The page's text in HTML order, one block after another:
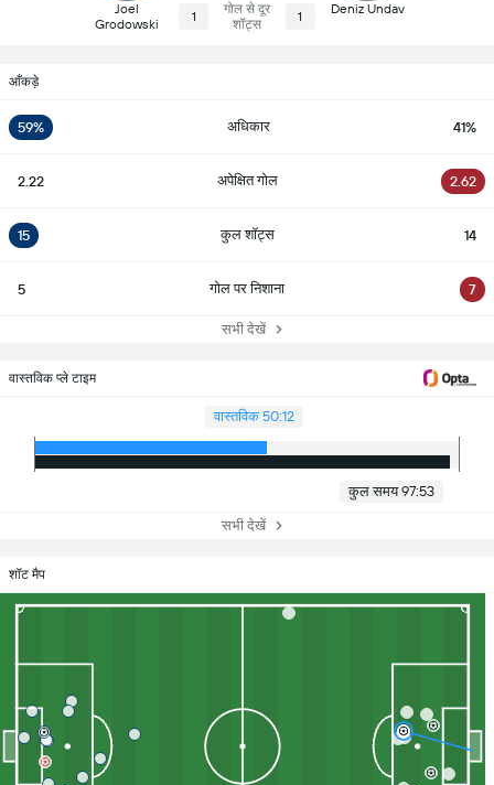
Joel
Grodowski
1
गोल से दूर
शॉट्स
1 Deniz Undav
आँकड़े
59% अधिकार 41%
2.22 अपेक्षित गोल 2.62
15 कुल शॉट्स 14
5 गोल पर निशाना 7
सभी देखें
वास्तविक प्ले टाइम
वास्तविक 50:12
कुल समय 97:53
सभी देखें
शॉट मैप